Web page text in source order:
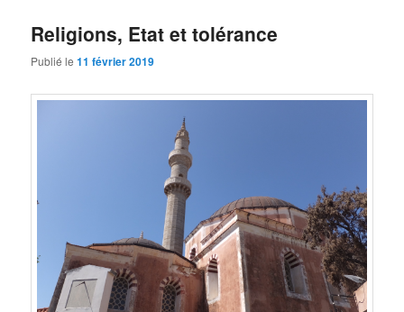
Religions, Etat et tolérance
Publié le11 février 2019